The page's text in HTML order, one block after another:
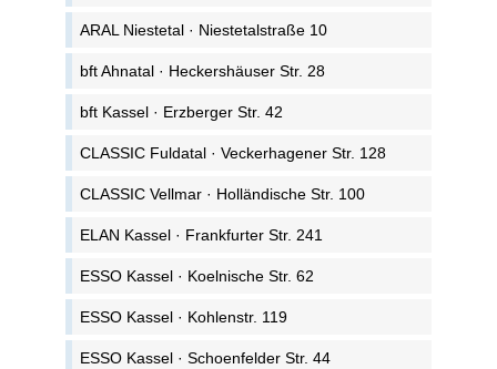
ARAL Niestetal · Niestetalstraße 10
bft Ahnatal · Heckershäuser Str. 28
bft Kassel · Erzberger Str. 42
CLASSIC Fuldatal · Veckerhagener Str. 128
CLASSIC Vellmar · Holländische Str. 100
ELAN Kassel · Frankfurter Str. 241
ESSO Kassel · Koelnische Str. 62
ESSO Kassel · Kohlenstr. 119
ESSO Kassel · Schoenfelder Str. 44